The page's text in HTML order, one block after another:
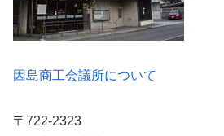
因島商工会議所について
〒722-2323